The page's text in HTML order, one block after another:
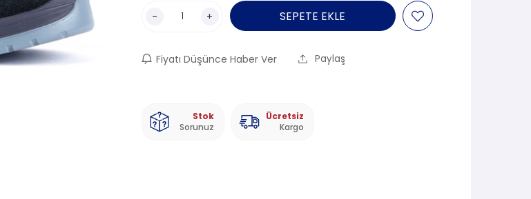
- + SEPETE EKLE
Fiyatı Düşünce Haber Ver Paylaş
Stok
Sorunuz
Ücretsiz
Kargo